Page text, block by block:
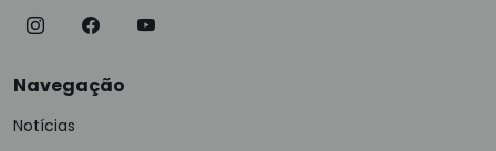
Navegação
Notícias